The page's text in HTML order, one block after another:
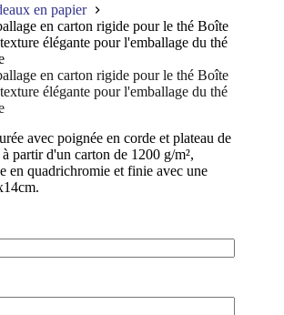
en papier
en carton rigide pour le thé Boîte
élégante pour l'emballage du thé
en carton rigide pour le thé Boîte
élégante pour l'emballage du thé
avec poignée en corde et plateau de
partir d'un carton de 1200 g/m²,
en quadrichromie et finie avec une